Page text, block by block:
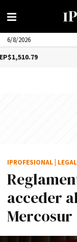
6/8/2026
acceder
Mercosur
IPROFESIONAL